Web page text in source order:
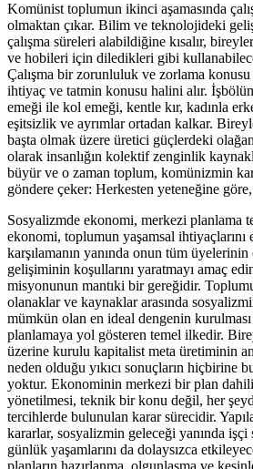
Komünist toplumun ikinci aşamasında
olmaktan çıkar. Bilim ve teknolojideki
çalışma süreleri alabildiğine kısalır,
ve hobileri için diledikleri gibi
Çalışma bir zorunluluk ve zorlama
ihtiyaç ve tatmin konusu halini alır.
emeği ile kol emeği, kentle kır, kadınla
eşitsizlik ve ayrımlar ortadan kalkar.
başta olmak üzere üretici güçlerdeki
olarak insanlığın kolektif zenginlik
büyür ve o zaman toplum, komünizmin
göndere çeker: Herkesten yeteneğine
Sosyalizmde ekonomi, merkezi planlama
ekonomi, toplumun yaşamsal ihtiyaçlarını
karşılamanın yanında onun tüm
gelişiminin koşullarını yaratmayı amaç
misyonunun mantıki bir gereğidir.
olanaklar ve kaynaklar arasında
mümkün olan en ideal dengenin
planlamaya yol gösteren temel ilkedir.
üzerine kurulu kapitalist meta üretiminin
neden olduğu yıkıcı sonuçların hiçbirine
yoktur. Ekonominin merkezi bir plan
yönetilmesi, teknik bir konu değil, her
tercihlerde bulunulan karar sürecidir.
kararlar, sosyalizmin geleceği yanında işçi
günlük yaşamlarını da dolaysızca